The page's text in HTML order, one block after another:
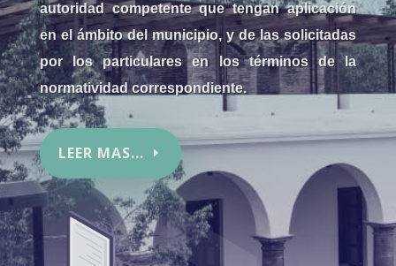
autoridad competente que tengan aplicación
en el ámbito del municipio, y de las solicitadas
por los particulares en los términos de la
normatividad correspondiente.
LEER MAS...